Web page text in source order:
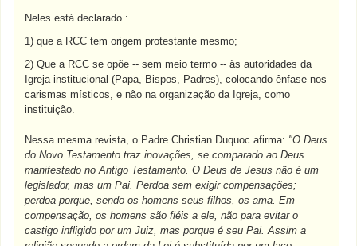
Neles está declarado :
1) que a RCC tem origem protestante mesmo;
2) Que a RCC se opõe -- sem meio termo -- às autoridades da
Igreja institucional (Papa, Bispos, Padres), colocando ênfase nos
carismas místicos, e não na organização da Igreja, como
instituição.
Nessa mesma revista, o Padre Christian Duquoc afirma: "O Deus
do Novo Testamento traz inovações, se comparado ao Deus
manifestado no Antigo Testamento. O Deus de Jesus não é um
legislador, mas um Pai. Perdoa sem exigir compensações;
perdoa porque, sendo os homens seus filhos, os ama. Em
compensação, os homens são fiéis a ele, não para evitar o
castigo infligido por um Juiz, mas porque é seu Pai. Assim a